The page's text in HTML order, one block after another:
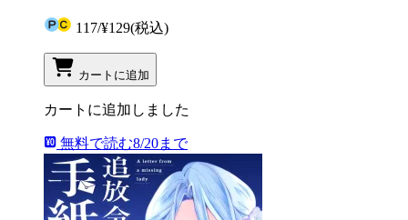
117/¥129(税込)
カートに追加
カートに追加しました
無料で読む8/20まで